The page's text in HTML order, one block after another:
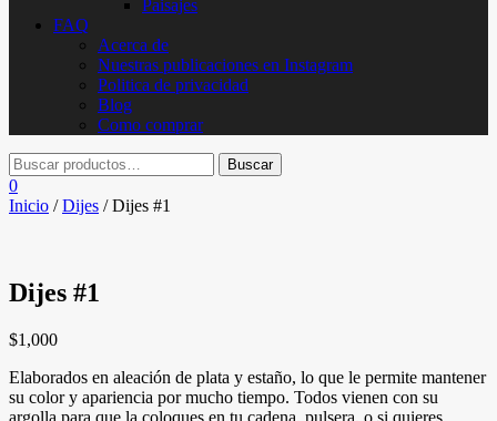
Paisajes
FAQ
Acerca de
Nuestras publicaciones en Instagram
Politica de privacidad
Blog
Como comprar
0
Inicio /Dijes / Dijes #1
Dijes #1
$1,000
Elaborados en aleación de plata y estaño, lo que le permite mantener
su color y apariencia por mucho tiempo. Todos vienen con su
argolla para que la coloques en tu cadena, pulsera, o si quieres